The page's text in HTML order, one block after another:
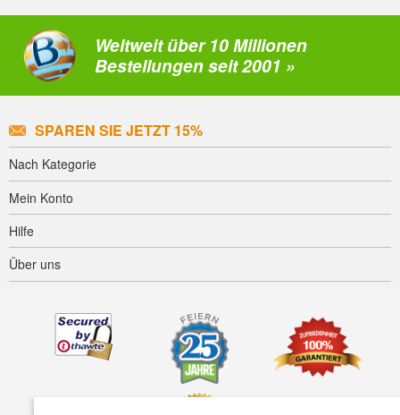
Weltweit über 10 Millionen
Bestellungen seit 2001 »
SPAREN SIE JETZT 15%
Nach Kategorie
Mein Konto
Hilfe
Über uns